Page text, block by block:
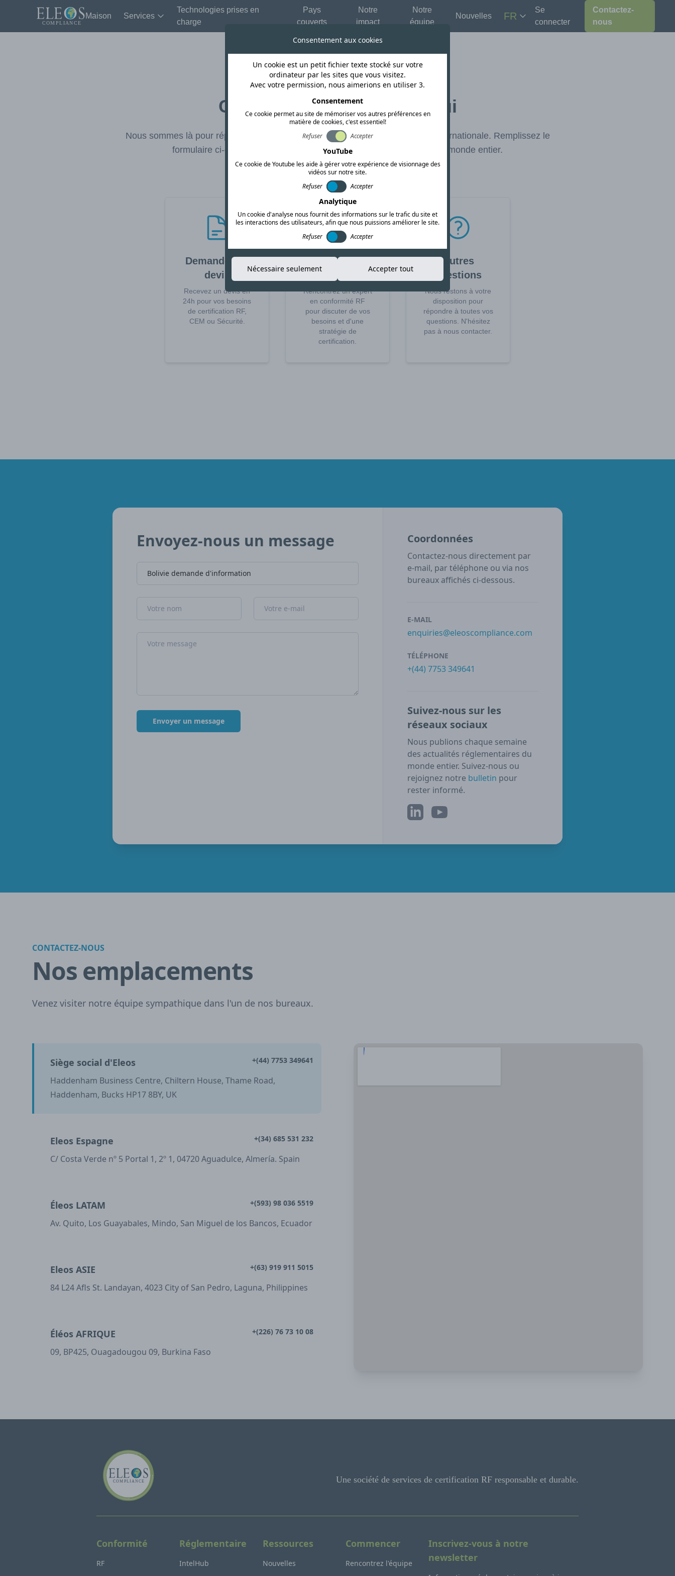
Maison Services
Technologies prises en
charge
Pays
couverts
Notre
impact
Notre
équipe
Nouvelles FR
Se
connecter
Contactez-
nous
DEMANDER UN DEVIS
Contactez-nous aujourd'hui
Nous sommes là pour répondre à tous vos besoins en matière de conformité internationale. Remplissez le
formulaire ci-dessous ou contactez directement nos bureaux dans le monde entier.
Demander un
devis
Recevez un devis en
24h pour vos besoins
de certification RF,
CEM ou Sécurité.
Planifier un
Rencontrez un expert
en conformité RF
pour discuter de vos
besoins et d'une
stratégie de
certification.
Autres
questions
Nous restons à votre
disposition pour
répondre à toutes vos
questions. N'hésitez
pas à nous contacter.
Envoyez-nous un message
Envoyer un message
Coordonnées
Contactez-nous directement par
e-mail, par téléphone ou via nos
bureaux affichés ci-dessous.
E-MAIL
enquiries@eleoscompliance.com
TÉLÉPHONE
+(44) 7753 349641
Suivez-nous sur les
réseaux sociaux
Nous publions chaque semaine
des actualités réglementaires du
monde entier. Suivez-nous ou
rejoignez notre bulletin pour
rester informé.
LinkedInYouTube
CONTACTEZ-NOUS
Nos emplacements
Venez visiter notre équipe sympathique dans l'un de nos bureaux.
Siège social d'Eleos +(44) 7753 349641
Haddenham Business Centre, Chiltern House, Thame Road,
Haddenham, Bucks HP17 8BY, UK
Eleos Espagne +(34) 685 531 232
C/ Costa Verde nº 5 Portal 1, 2º 1, 04720 Aguadulce, Almería. Spain
Éleos LATAM +(593) 98 036 5519
Av. Quito, Los Guayabales, Mindo, San Miguel de los Bancos, Ecuador
Eleos ASIE +(63) 919 911 5015
84 L24 Afls St. Landayan, 4023 City of San Pedro, Laguna, Philippines
Éléos AFRIQUE +(226) 76 73 10 08
09, BP425, Ouagadougou 09, Burkina Faso
Une société de services de certification RF responsable et durable.
Conformité
RF
Réglementaire
IntelHub
Ressources
Nouvelles
Commencer
Rencontrez l'équipe
Inscrivez-vous à notre
newsletter
Consentement aux cookies
Un cookie est un petit fichier texte stocké sur votre
ordinateur par les sites que vous visitez.
Avec votre permission, nous aimerions en utiliser 3.
Consentement
Ce cookie permet au site de mémoriser vos autres préférences en
matière de cookies, c'est essentiel!
Refuser
Accepter
YouTube
Ce cookie de Youtube les aide à gérer votre expérience de visionnage des
vidéos sur notre site.
Refuser
Accepter
Analytique
Un cookie d'analyse nous fournit des informations sur le trafic du site et
les interactions des utilisateurs, afin que nous puissions améliorer le site.
Refuser
Accepter
Nécessaire seulement Accepter tout